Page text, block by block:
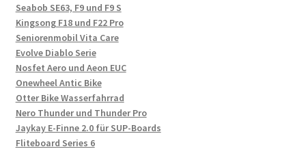
Seabob SE63, F9 und F9 S
Kingsong F18 und F22 Pro
Seniorenmobil Vita Care
Evolve Diablo Serie
Nosfet Aero und Aeon EUC
Onewheel Antic Bike
Otter Bike Wasserfahrrad
Nero Thunder und Thunder Pro
Jaykay E-Finne 2.0 für SUP-Boards
Fliteboard Series 6